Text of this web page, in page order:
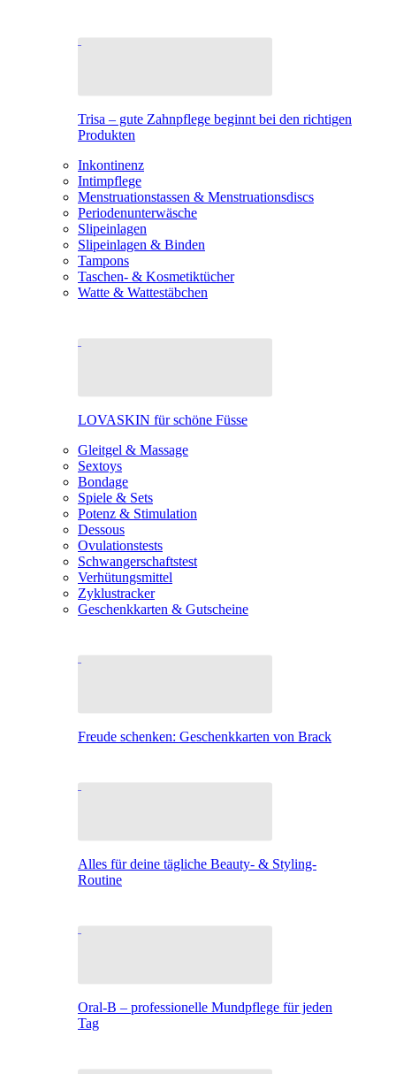
Trisa – gute Zahnpflege beginnt bei den richtigen
Produkten
Inkontinenz
Intimpflege
Menstruationstassen & Menstruationsdiscs
Periodenunterwäsche
Slipeinlagen
Slipeinlagen & Binden
Tampons
Taschen- & Kosmetiktücher
Watte & Wattestäbchen
LOVASKIN für schöne Füsse
Gleitgel & Massage
Sextoys
Bondage
Spiele & Sets
Potenz & Stimulation
Dessous
Ovulationstests
Schwangerschaftstest
Verhütungsmittel
Zyklustracker
Geschenkkarten & Gutscheine
Freude schenken: Geschenkkarten von Brack
Alles für deine tägliche Beauty- & Styling-
Routine
Oral-B – professionelle Mundpflege für jeden
Tag